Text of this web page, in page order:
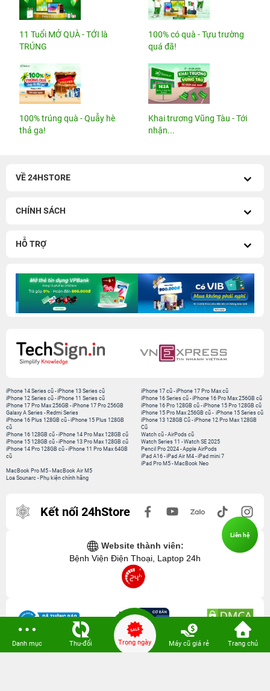
11 Tuổi MỞ QUÀ - TỚI là
TRÚNG
100% có quà - Tựu trường
quá đã!
100% trúng quà - Quẫy hè
thả ga!
Khai trương Vũng Tàu - Tới
nhận...
VỀ 24HSTORE
CHÍNH SÁCH
HỖ TRỢ
iPhone 14 Series cũ -iPhone 13 Series cũ
iPhone 12 Series cũ -iPhone 11 Series cũ
iPhone 17 Pro Max 256GB -iPhone 17 Pro 256GB
Galaxy A Series - Redmi Series
iPhone 17 cũ -iPhone 17 Pro Max cũ
iPhone 16 Series cũ - iPhone 16 Pro Max 256GB cũ
iPhone 16 Pro 128GB cũ -iPhone 15 Pro 128GB cũ
iPhone 15 Pro Max 256GB cũ - iPhone 15 Series cũ
iPhone 16 Plus 128GB cũ -iPhone 15 Plus 128GB
cũ
iPhone 16 128GB cũ -iPhone 14 Pro Max 128GB cũ
iPhone 15 128GB cũ -iPhone 13 Pro Max 128GB cũ
iPhone 14 Pro 128GB cũ -iPhone 11 Pro Max 64GB
cũ
iPhone 13 128GB Cũ -iPhone 12 Pro Max 128GB
Cũ
Watch cũ -AirPods cũ
Watch Series 11 -Watch SE 2025
Pencil Pro 2024 -Apple AirPods
iPad A16 -iPad Air M4 -iPad mini 7
iPad Pro M5 - MacBook Neo
MacBook Pro M5 - MacBook Air M5
Loa Sounarc - Phụ kiện chính hãng
Kết nối 24hStore
Website thành viên:
Bệnh Viện Điện Thoại, Laptop 24h
Danh mục Thu-đổi Trong ngày Máy cũ giá rẻ Trang chủ
Liên hệ